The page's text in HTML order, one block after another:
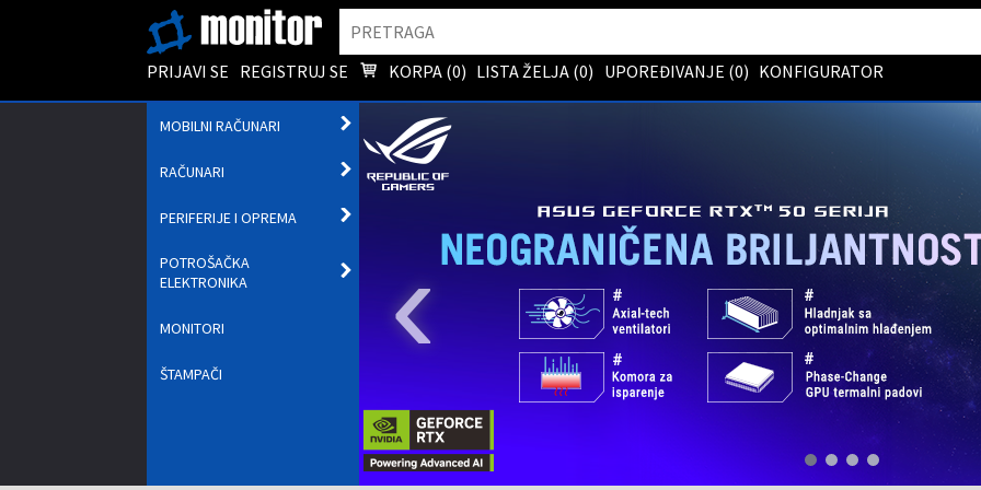
PRIJAVI SE REGISTRUJ SE KORPA (0) LISTA ŽELJA (0) UPOREĐIVANJE (0) KONFIGURATOR
MOBILNI RAČUNARI
PODMENI
RAČUNARI
OTVORI
PODMENI
PERIFERIJE I OPREMA
POTROŠAČKA
ELEKTRONIKA
MONITORI
ŠTAMPAČI ‹